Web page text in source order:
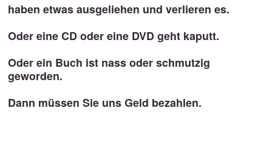
haben etwas ausgeliehen und verlieren es.
Oder eine CD oder eine DVD geht kaputt.
Oder ein Buch ist nass oder schmutzig
geworden.
Dann müssen Sie uns Geld bezahlen.